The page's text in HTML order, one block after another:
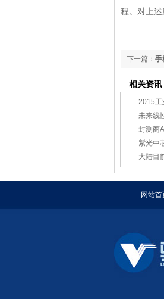
程。对上
下一篇： 手
相关资讯
2015工
未来线
封测商
紫光中
大陆目
网站首